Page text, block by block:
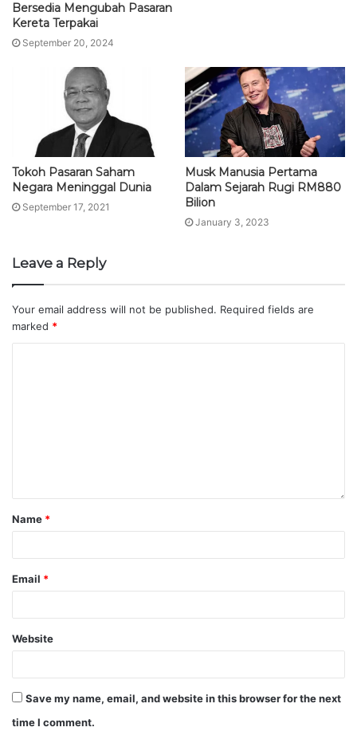
Tokoh Pasaran Saham
Negara Meninggal Dunia
September 17, 2021
Musk Manusia Pertama
Dalam Sejarah Rugi RM880
Bilion
January 3, 2023
Leave a Reply
marked
time I comment.